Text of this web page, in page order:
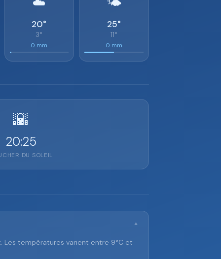
20°
3°
0 mm
25°
11°
0 mm
🌇
20:25
DU SOLEIL
▼
Les températures varient entre 9°C et